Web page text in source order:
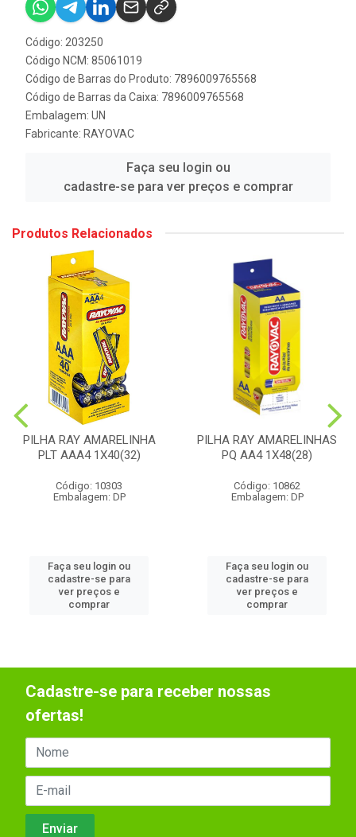
Código: 203250
Código NCM: 85061019
Código de Barras do Produto: 7896009765568
Código de Barras da Caixa: 7896009765568
Embalagem: UN
Fabricante: RAYOVAC
Faça seu login ou
cadastre-se para ver preços e comprar
Produtos Relacionados
PILHA RAY AMARELINHA
PLT AAA4 1X40(32)
Código: 10303
Embalagem: DP
Faça seu login ou
cadastre-se para
ver preços e
comprar
PILHA RAY AMARELINHAS
PQ AA4 1X48(28)
Código: 10862
Embalagem: DP
Faça seu login ou
cadastre-se para
ver preços e
comprar
Cadastre-se para receber nossas
ofertas!